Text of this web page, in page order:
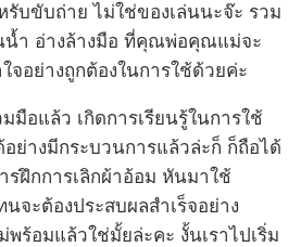
รับขับถ่าย ไม่ใช่ของเล่นนะจ๊ะ รวม
น้ำ อ่างล้างมือ ที่คุณพ่อคุณแม่จะ
จอย่างถูกต้องในการใช้ด้วยค่ะ
มือแล้ว เกิดการเรียนรู้ในการใช้
ย่างมีกระบวนการแล้วล่ะก็ ก็ถือได้
ฝึกการเลิกผ้าอ้อม หันมาใช้
จะต้องประสบผลสำเร็จอย่าง
อมแล้วใช่มั้ยล่ะคะ งั้นเราไปเริ่ม